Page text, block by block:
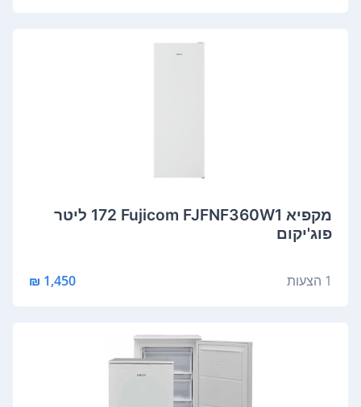
מקפיא Fujicom FJFNF360W1 ‏172 ‏ליטר
פוג'יקום
1 הצעות 1,450 ₪